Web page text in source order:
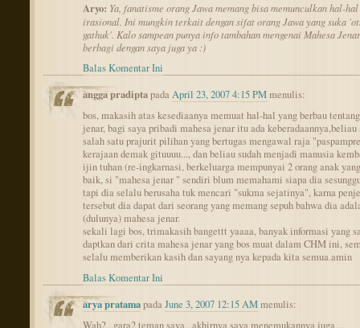
Aryo: Ya, fanatisme orang Jawa memang bisa memunculkan hal-
irasional. Ini mungkin terkait dengan sifat orang Jawa yang suka
gathuk'. Kalo sampean punya info tambahan mengenai Mahesa
berbagi dengan saya juga ya :)
Balas Komentar Ini
angga pradiptapadaApril 23, 2007 4:15 PMmenulis:
bos, makasih atas kesediaanya memuat hal-hal yang berbau
jenar, bagi saya pribadi mahesa jenar itu ada keberadaannya,beliau
salah satu prajurit pilihan yang bertugas mengawal raja
kerajaan demak gituuuu..., dan beliau sudah menjadi manusia
ijin tuhan (re-ingkarnasi, berkeluarga mempunyai 2 orang anak
baik, si "mahesa jenar " sendiri blum memahami siapa dia
tapi dia selalu berusaha tuk mencari "sukma sejatinya", karna
tersebut dia dapat dari seorang yang memang sepuh bahwa dia
(dulunya) mahesa jenar.
sekali lagi bos, trimakasih bangettt yaaaa, banyak informasi yang
daptkan dari crita mahesa jenar yang bos muat dalam CHM ini,
selalu memberikan kasih dan sayang nya kepada kita semua.amin
Balas Komentar Ini
arya pratamapadaJune 3, 2007 12:15 AMmenulis:
Wah2...gara2 teman saya...akhirnya saya menemukannya juga....